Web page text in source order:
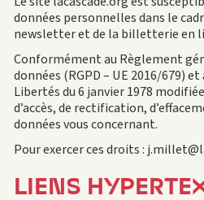
données personnelles dans le
newsletter et de la billetterie en
Conformément au Règlement
données (RGPD – UE 2016/679)
Libertés du 6 janvier 1978
d’accès, de rectification,
données vous concernant.
Pour exercer ces droits :
LIENS